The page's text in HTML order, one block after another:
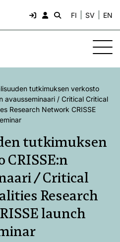
FI SV EN
tutkimuksen verkosto
avausseminaari / Critical Critical
Research Network CRISSE
tutkimuksen
CRISSE:n
/ Critical
Research
launch